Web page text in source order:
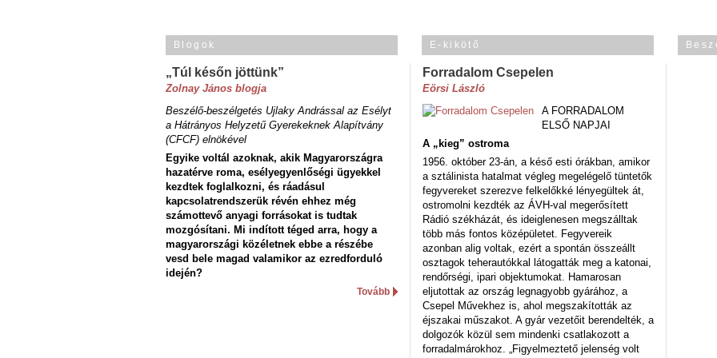
Blogok
„Túl későn jöttünk”
Zolnay János blogja
Beszélő-beszélgetés Ujlaky Andrással az Esélyt
a Hátrányos Helyzetű Gyerekeknek Alapítvány
(CFCF) elnökével
Egyike voltál azoknak, akik Magyarországra
hazatérve roma, esélyegyenlőségi ügyekkel
kezdtek foglalkozni, és ráadásul
kapcsolatrendszerük révén ehhez még
számottevő anyagi forrásokat is tudtak
mozgósítani. Mi indított téged arra, hogy a
magyarországi közéletnek ebbe a részébe
vesd bele magad valamikor az ezredforduló
idején?
Tovább
E-kikötő
Forradalom Csepelen
Eörsi László
A FORRADALOM
ELSŐ NAPJAI
A „kieg” ostroma
1956. október 23-án, a késő esti órákban, amikor
a sztálinista hatalmat végleg megelégelő tüntetők
fegyvereket szerezve felkelőkké lényegültek át,
ostromolni kezdték az ÁVH-val megerősített
Rádió székházát, és ideiglenesen megszálltak
több más fontos középületet. Fegyvereik
azonban alig voltak, ezért a spontán összeállt
osztagok teherautókkal látogatták meg a katonai,
rendőrségi, ipari objektumokat. Hamarosan
eljutottak az ország legnagyobb gyárához, a
Csepel Művekhez is, ahol megszakították az
éjszakai műszakot. A gyár vezetőit berendelték, a
dolgozók közül sem mindenki csatlakozott a
forradalmárokhoz. „Figyelmeztető jelenség volt